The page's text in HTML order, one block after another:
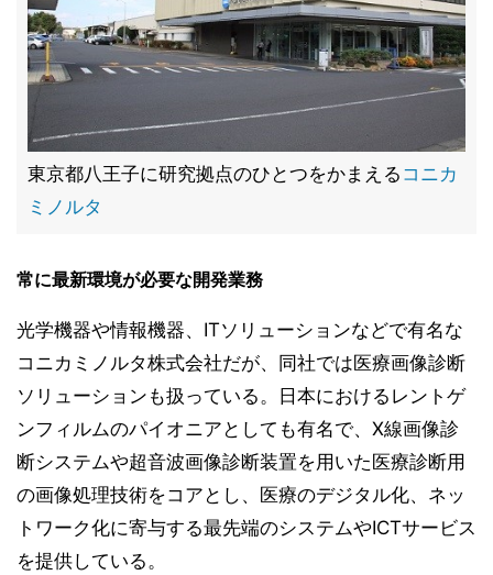
東京都八王子に研究拠点のひとつをかまえる コニカ
ミノルタ
常に最新環境が必要な開発業務
光学機器や情報機器、ITソリューションなどで有名な
コニカミノルタ株式会社だが、同社では医療画像診断
ソリューションも扱っている。日本におけるレントゲ
ンフィルムのパイオニアとしても有名で、X線画像診
断システムや超音波画像診断装置を用いた医療診断用
の画像処理技術をコアとし、医療のデジタル化、ネッ
トワーク化に寄与する最先端のシステムやICTサービス
を提供している。